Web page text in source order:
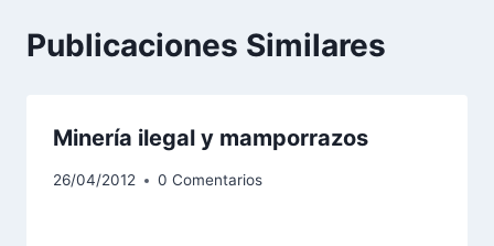
Publicaciones Similares
Minería ilegal y mamporrazos
26/04/2012 0 Comentarios